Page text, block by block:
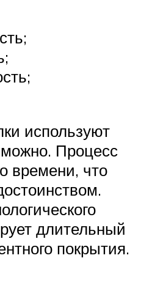
используют
можно. Процесс
времени, что
длительный
покрытия.